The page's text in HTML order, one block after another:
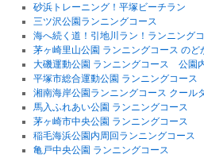
砂浜トレーニング！平塚ビーチラン
三ツ沢公園ランニングコース
海へ続く道！引地川ラン！ランニング
茅ヶ崎里山公園 ランニングコース のど
大磯運動公園 ランニングコース 公園
平塚市総合運動公園 ランニングコース
湘南海岸公園ランニングコース クール
馬入ふれあい公園 ランニングコース
茅ヶ崎市中央公園 ランニングコース
稲毛海浜公園内周回ランニングコース
亀戸中央公園 ランニングコース